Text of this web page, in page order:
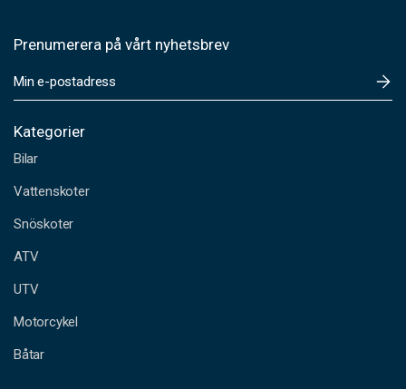
Prenumerera på vårt nyhetsbrev
-
o
t
a
r
s
s
Kategorier
Bilar
Vattenskoter
Snöskoter
ATV
UTV
Motorcykel
Båtar